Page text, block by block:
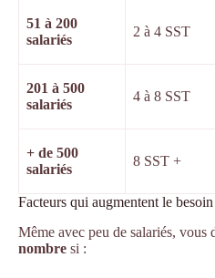
51 à 200
salariés
2 à 4 SST
201 à 500
salariés
4 à 8 SST
+ de 500
salariés
8 SST +
Facteurs qui augmentent le
Même avec peu de salariés, vous
nombre si :